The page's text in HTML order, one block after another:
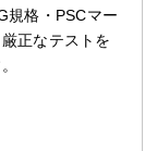
規格・PSCマー
正なテストを